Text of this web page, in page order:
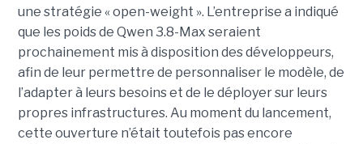
une stratégie « open-weight ». L’entreprise a indiqué
que les poids de Qwen 3.8-Max seraient
prochainement mis à disposition des développeurs,
afin de leur permettre de personnaliser le modèle, de
l’adapter à leurs besoins et de le déployer sur leurs
propres infrastructures. Au moment du lancement,
cette ouverture n’était toutefois pas encore